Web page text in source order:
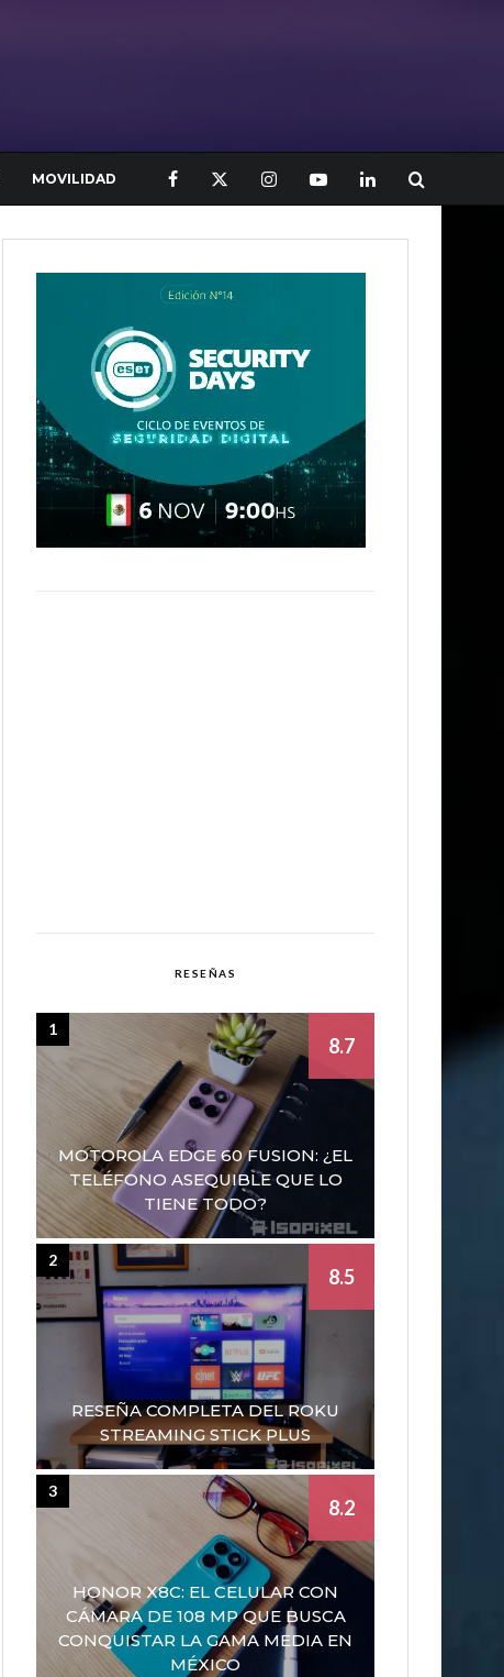
MOVILIDAD
RESEÑAS
MOTOROLA EDGE 60 FUSION: ¿EL
TELÉFONO ASEQUIBLE QUE LO
TIENE TODO?
8.7
1
RESEÑA COMPLETA DEL ROKU
STREAMING STICK PLUS
8.5
2
HONOR X8C: EL CELULAR CON
CÁMARA DE 108 MP QUE BUSCA
CONQUISTAR LA GAMA MEDIA EN
MÉXICO
8.2
3